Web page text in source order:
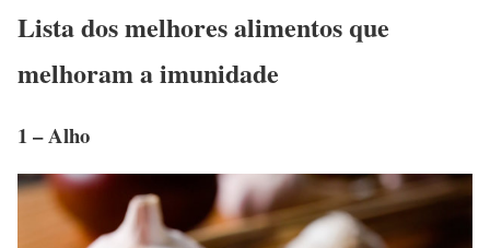
Lista dos melhores alimentos que
melhoram a imunidade
1 – Alho